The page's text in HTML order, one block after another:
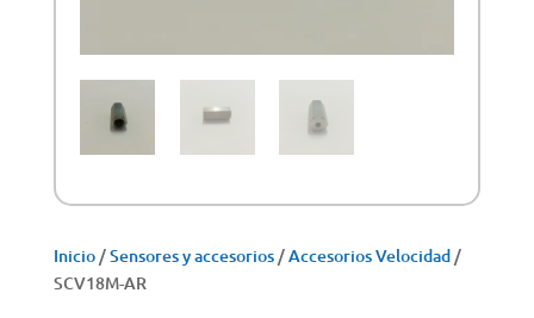
Inicio/Sensores y accesorios/Accesorios Velocidad/
SCV18M-AR